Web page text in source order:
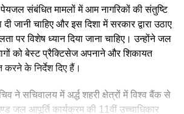
संबंधित मामलों में आम नागरिकों की संतुष्टि
जानी चाहिए और इस दिशा में सरकार द्वारा उठाए
पर विशेष ध्यान दिया जाना चाहिए। उन्होंने जल
को बेस्ट प्रैक्टिसेज अपनाने और शिकायत
के निर्देश दिए हैं।
ने सचिवालय में अर्द्ध शहरी क्षेत्रों में विश्व बैंक से
जल आपूर्ति कार्यक्रम की 11वीं उच्चाधिकार